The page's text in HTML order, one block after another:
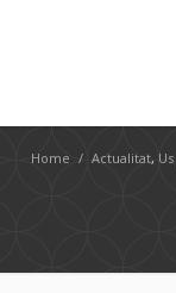
Home / Actualitat,